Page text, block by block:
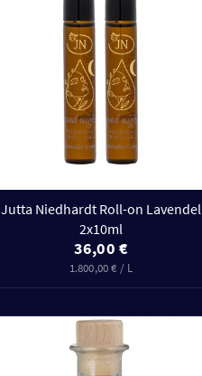
Jutta Niedhardt Roll-on Lavendel
2x10ml
36,00 €
1.800,00 € / L